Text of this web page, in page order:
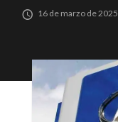
16 de marzo de 2025